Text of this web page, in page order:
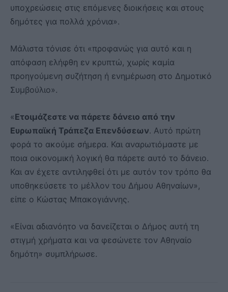
υποχρεώσεις στις επόμενες διοικήσεις και στους
δημότες για πολλά χρόνια».
Μάλιστα τόνισε ότι «προφανώς για αυτό και η
απόφαση ελήφθη εν κρυπτώ, χωρίς καμία
προηγούμενη συζήτηση ή ενημέρωση στο Δημοτικό
Συμβούλιο».
«Ετοιμάζεστε να πάρετε δάνειο από την
Ευρωπαϊκή Τράπεζα Επενδύσεων. Αυτό πρώτη
φορά το ακούμε σήμερα. Και αναρωτιόμαστε με
ποια οικονομική λογική θα πάρετε αυτό το δάνειο.
Και αν έχετε αντιληφθεί ότι με αυτόν τον τρόπο θα
υποθηκεύσετε το μέλλον του Δήμου Αθηναίων»,
είπε ο Κώστας Μπακογιάννης.
«Είναι αδιανόητο να δανείζεται ο Δήμος αυτή τη
στιγμή χρήματα και να φεσώνετε τον Αθηναίο
δημότη» συμπλήρωσε.